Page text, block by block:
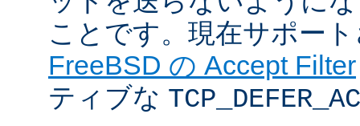
ことです。現在サポー
FreeBSD の Accept Filter
ティブな